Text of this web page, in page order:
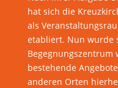
hat sich die
als
etabliert. Nun wurde
Begegnungszentrum
bestehende
anderen Orten